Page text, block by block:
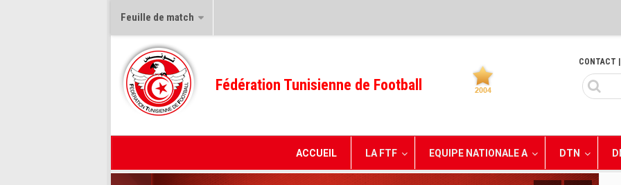
Feuille de match
Fédération Tunisienne de Football
CONTACT
ACCUEIL LA FTF EQUIPE NATIONALE A DTN